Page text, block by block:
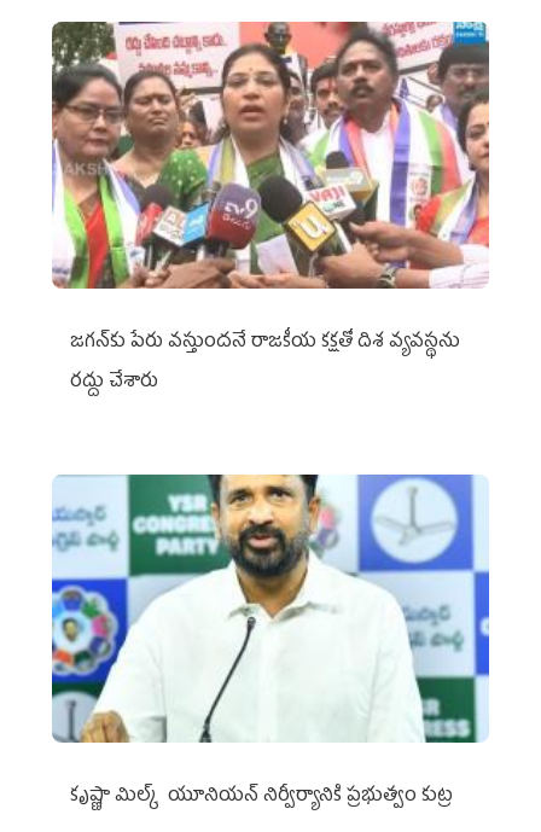
జగన్‌కు పేరు వస్తుందనే రాజకీయ కక్షతో దిశ వ్య‌వ‌స్థ‌ను
రద్దు చేశారు
కృష్ణా మిల్క్‌ యూనియన్‌ నిర్వీర్యానికి ప్రభుత్వం కుట్ర